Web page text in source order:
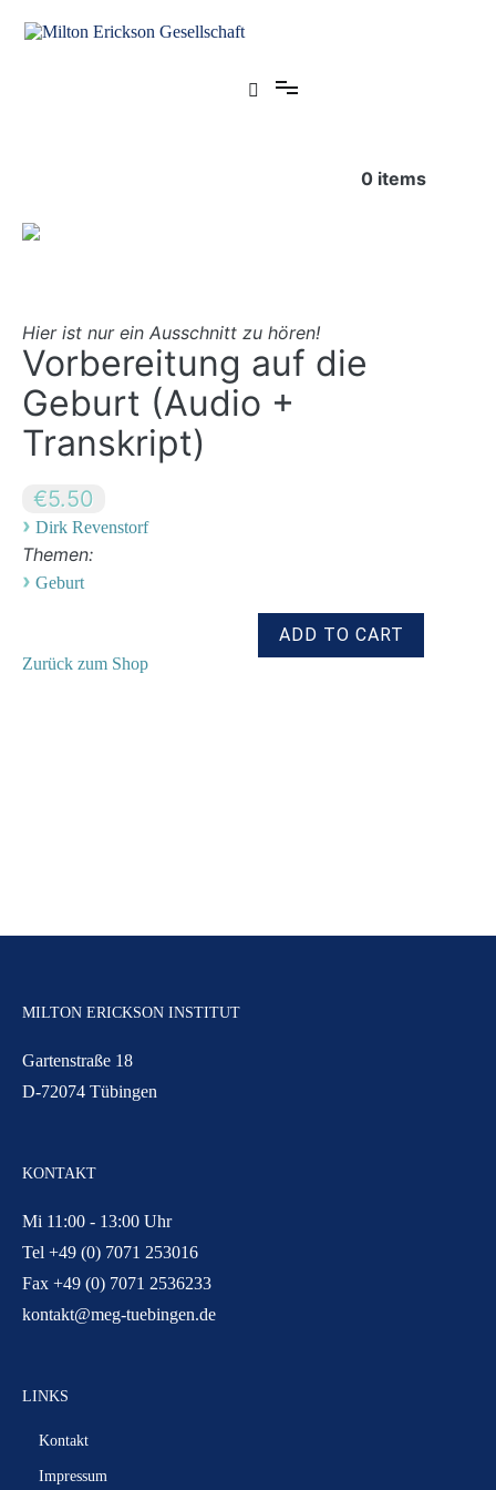
Inhalt
0 items
Hier ist nur ein Ausschnitt zu hören!
Vorbereitung auf die
Geburt (Audio +
Transkript)
€5.50
› Dirk Revenstorf
Themen:
› Geburt
Zurück zum Shop
MILTON ERICKSON INSTITUT
Gartenstraße 18
D-72074 Tübingen
KONTAKT
Mi 11:00 - 13:00 Uhr
Tel +49 (0) 7071 253016
Fax +49 (0) 7071 2536233
kontakt@meg-tuebingen.de
LINKS
Kontakt
Impressum